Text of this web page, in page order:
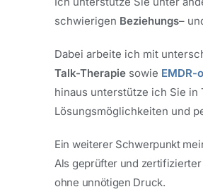
schwierigen Beziehungs–
Dabei arbeite ich mit
Talk-Therapie sowie EMDR-
hinaus unterstütze ich Sie in
Lösungsmöglichkeiten und
Ein weiterer Schwerpunkt
Als geprüfter und
ohne unnötigen Druck.